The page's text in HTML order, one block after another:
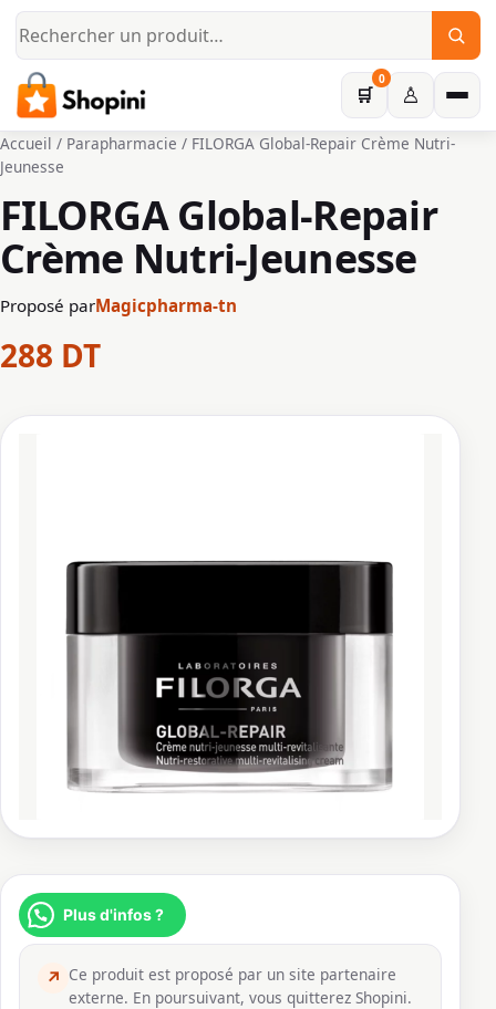
Aller au contenu principal
🛒
0
♙
Accueil / Parapharmacie / FILORGA Global-Repair Crème Nutri-
Jeunesse
FILORGA Global-Repair
Crème Nutri-Jeunesse
Proposé parMagicpharma-tn
288 DT
Plus d'infos ?
↗ Ce produit est proposé par un site partenaire
externe. En poursuivant, vous quitterez Shopini.